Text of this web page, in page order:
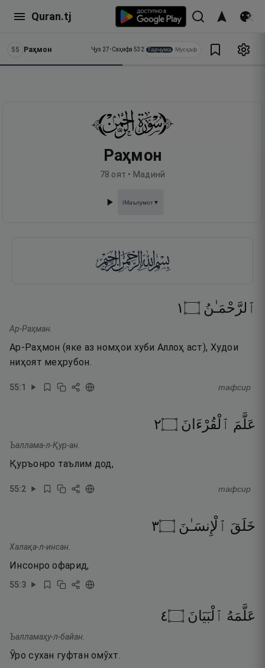
Quran.tj
55 Раҳмон Ҷуз 27•Саҳифа 532 Тарҷума Мусҳаф
Раҳмон
78 оят • Мадинӣ
ℹ️Маълумот▼
ٱلرَّحْمَـٰنُ ۝١
Ар-Раҳман.
Ар-Раҳмон (яке аз номҳои хуби Аллоҳ аст), Худои
ниҳоят меҳрубон.
55:1 тафсир
عَلَّمَ ٱلْقُرْءَانَ ۝٢
Ъаллама-л-Қур-ан.
Қуръонро таълим дод,
55:2 тафсир
خَلَقَ ٱلْإِنسَـٰنَ ۝٣
Халақа-л-инсан.
Инсонро офарид,
55:3
عَلَّمَهُ ٱلْبَيَانَ ۝٤
Ъалламаҳу-л-байан.
Ӯро сухан гуфтан омӯхт.